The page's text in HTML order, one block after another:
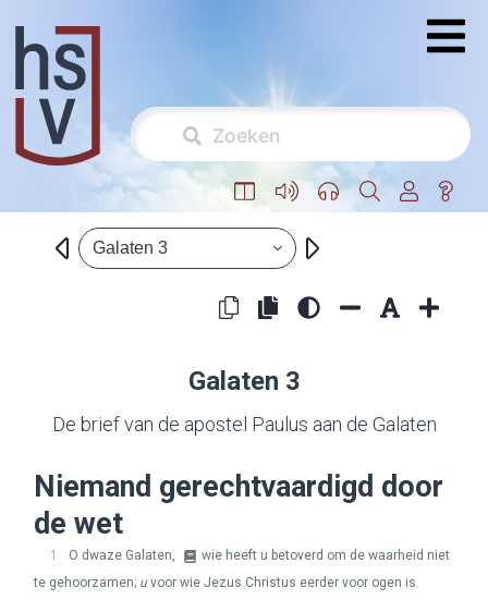
Galaten 3
Galaten 3
De brief van de apostel Paulus aan de Galaten
Niemand gerechtvaardigd door
de wet
1 O dwaze Galaten,
wie heeft u betoverd om de waarheid niet
te gehoorzamen; uvoor wie Jezus Christus eerder voor ogen is